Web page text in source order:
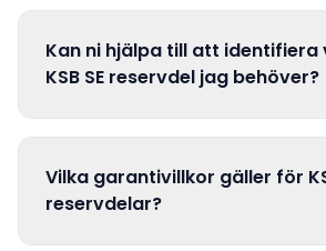
Kan ni hjälpa till att identifiera
KSB SE reservdel jag behöver?
Vilka garantivillkor gäller för
reservdelar?